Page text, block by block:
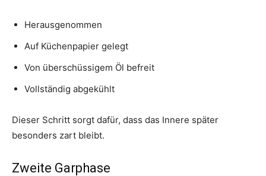
Herausgenommen
Auf Küchenpapier gelegt
Von überschüssigem Öl befreit
Vollständig abgekühlt
Dieser Schritt sorgt dafür, dass das Innere später
besonders zart bleibt.
Zweite Garphase